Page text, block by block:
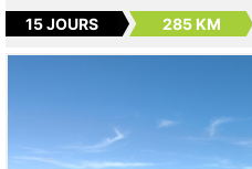
15 JOURS 285 KM